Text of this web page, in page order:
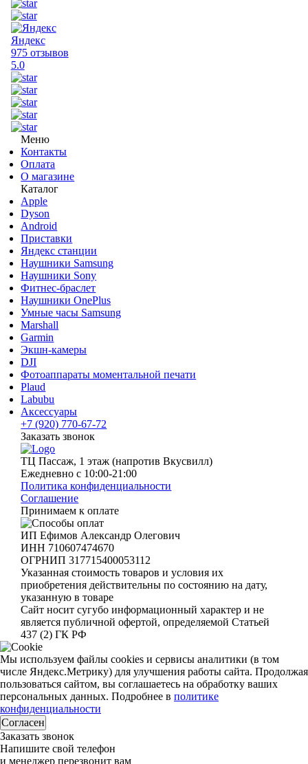
Яндекс
975 отзывов
5.0
Меню
Контакты
Оплата
О магазине
Каталог
Apple
Dyson
Android
Приставки
Яндекс станции
Наушники Samsung
Наушники Sony
Фитнес-браслет
Наушники OnePlus
Умные часы Samsung
Marshall
Garmin
Экшн-камеры
DJI
Фотоаппараты моментальной печати
Plaud
Labubu
Аксессуары
+7 (920) 770-67-72
Заказать звонок
ТЦ Пассаж, 1 этаж (напротив Вкусвилл)
Ежедневно с 10:00-21:00
Политика конфиденциальности
Соглашение
Принимаем к оплате
ИП Ефимов Александр Олегович
ИНН 710607474670
ОГРНИП317715400053112
Указанная стоимость товаров и условия их
приобретения действительны по состоянию на дату,
указанную в товаре
Сайт носит сугубо информационный характер и не
является публичной офертой, определяемой Статьей
437 (2) ГК РФ
Мы используем файлы cookies и сервисы аналитики (в том
числе Яндекс.Метрику) для улучшения работы сайта. Продолжая
пользоваться сайтом, вы соглашаетесь на обработку ваших
персональных данных. Подробнее в политике
конфиденциальности
Согласен
Заказать звонок
Напишите свой телефон
и менеджер перезвонит вам